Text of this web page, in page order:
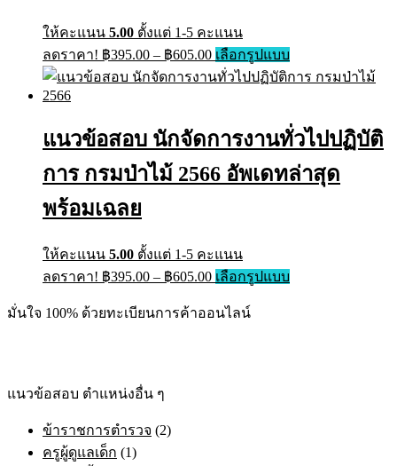
ให้คะแนน 5.00 ตั้งแต่ 1-5 คะแนน
ลดราคา! ฿395.00 – ฿605.00 เลือกรูปแบบ
แนวข้อสอบ นักจัดการงานทั่วไปปฏิบัติ
การ กรมป่าไม้ 2566 อัพเดทล่าสุด
พร้อมเฉลย
ให้คะแนน 5.00 ตั้งแต่ 1-5 คะแนน
ลดราคา! ฿395.00 – ฿605.00 เลือกรูปแบบ
มั่นใจ 100% ด้วยทะเบียนการค้าออนไลน์
แนวข้อสอบ ตำแหน่งอื่น ๆ
ข้าราชการตำรวจ (2)
ครูผู้ดูแลเด็ก (1)